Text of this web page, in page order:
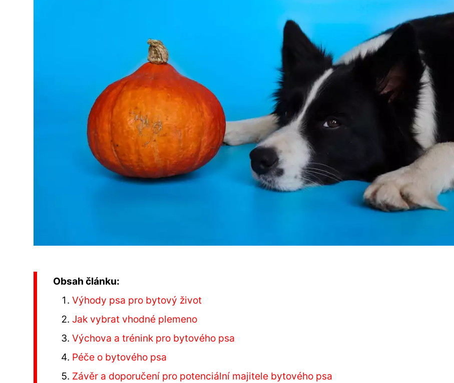
Obsah článku:
Výhody psa pro bytový život
Jak vybrat vhodné plemeno
Výchova a trénink pro bytového psa
Péče o bytového psa
Závěr a doporučení pro potenciální majitele bytového psa